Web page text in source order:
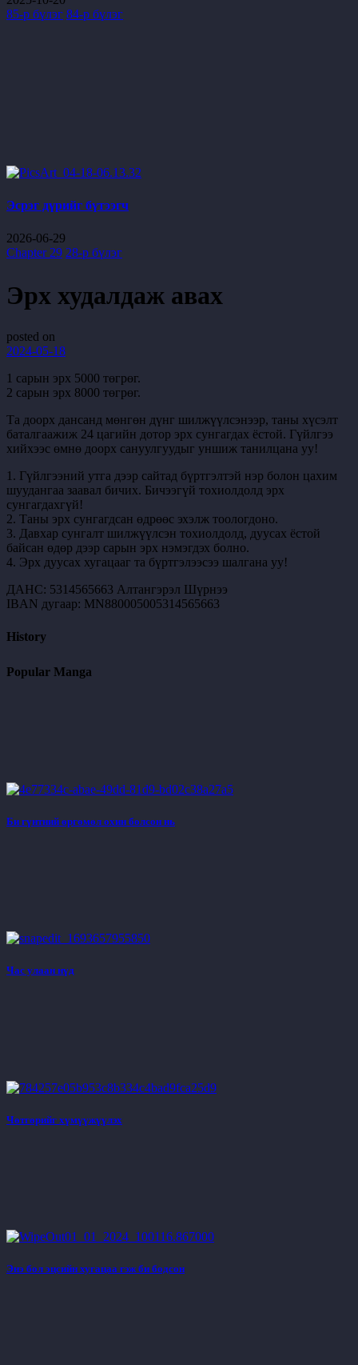
85-р бүлэг 84-р бүлэг
Эсрэг дүрийг бүтээгч
2026-06-29
Chapter 29 28-р бүлэг
Эрх худалдаж авах
posted on
2024-05-18
1 сарын эрх 5000 төгрөг.
2 сарын эрх 8000 төгрөг.
Та доорх дансанд мөнгөн дүнг шилжүүлсэнээр, таны хүсэлт
баталгаажиж 24 цагийн дотор эрх сунгагдах ёстой. Гүйлгээ
хийхээс өмнө доорх сануулгуудыг уншиж танилцана уу!
1. Гүйлгээний утга дээр сайтад бүртгэлтэй нэр болон цахим
шуудангаа заавал бичих. Бичээгүй тохиолдолд эрх
сунгагдахгүй!
2. Таны эрх сунгагдсан өдрөөс эхэлж тоологдоно.
3. Давхар сунгалт шилжүүлсэн тохиолдолд, дуусах ёстой
байсан өдөр дээр сарын эрх нэмэгдэх болно.
4. Эрх дуусах хугацааг та бүртгэлээсээ шалгана уу!
ДАНС: 5314565663 Алтангэрэл Шүрнээ
IBAN дугаар: MN880005005314565663
History
Popular Manga
Би гүнтний өргөмөл охин болсон нь
Час улаан нүд
Чөтгөрийг хүмүүжүүлэх
Энэ бол эцсийн хугацаа гэж би бодсон